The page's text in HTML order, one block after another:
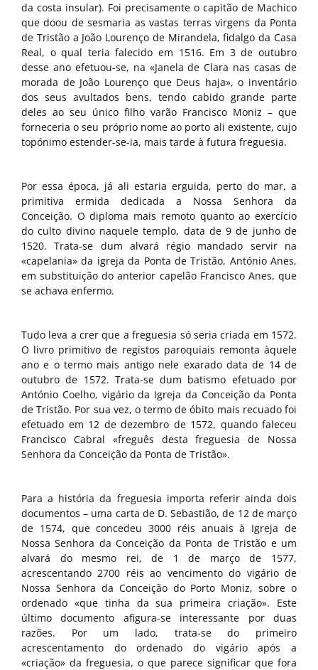
da costa insular). Foi precisamente o capitão de Machico
que doou de sesmaria as vastas terras virgens da Ponta
de Tristão a João Lourenço de Mirandela, fidalgo da Casa
Real, o qual teria falecido em 1516. Em 3 de outubro
desse ano efetuou-se, na «Janela de Clara nas casas de
morada de João Lourenço que Deus haja», o inventário
dos seus avultados bens, tendo cabido grande parte
deles ao seu único filho varão Francisco Moniz – que
forneceria o seu próprio nome ao porto ali existente, cujo
topónimo estender-se-ia, mais tarde à futura freguesia.
Por essa época, já ali estaria erguida, perto do mar, a
primitiva ermida dedicada a Nossa Senhora da
Conceição. O diploma mais remoto quanto ao exercício
do culto divino naquele templo, data de 9 de junho de
1520. Trata-se dum alvará régio mandado servir na
«capelania» da igreja da Ponta de Tristão, António Anes,
em substituição do anterior capelão Francisco Anes, que
se achava enfermo.
Tudo leva a crer que a freguesia só seria criada em 1572.
O livro primitivo de registos paroquiais remonta àquele
ano e o termo mais antigo nele exarado data de 14 de
outubro de 1572. Trata-se dum batismo efetuado por
António Coelho, vigário da Igreja da Conceição da Ponta
de Tristão. Por sua vez, o termo de óbito mais recuado foi
efetuado em 12 de dezembro de 1572, quando faleceu
Francisco Cabral «freguês desta freguesia de Nossa
Senhora da Conceição da Ponta de Tristão».
Para a história da freguesia importa referir ainda dois
documentos – uma carta de D. Sebastião, de 12 de março
de 1574, que concedeu 3000 réis anuais à Igreja de
Nossa Senhora da Conceição da Ponta de Tristão e um
alvará do mesmo rei, de 1 de março de 1577,
acrescentando 2700 réis ao vencimento do vigário de
Nossa Senhora da Conceição do Porto Moniz, sobre o
ordenado «que tinha da sua primeira criação». Este
último documento afigura-se interessante por duas
razões. Por um lado, trata-se do primeiro
acrescentamento do ordenado do vigário após a
«criação» da freguesia, o que parece significar que fora